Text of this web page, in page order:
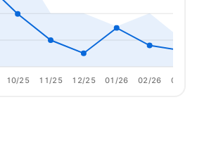
10/25 11/25 12/25 01/26 02/26 03/26